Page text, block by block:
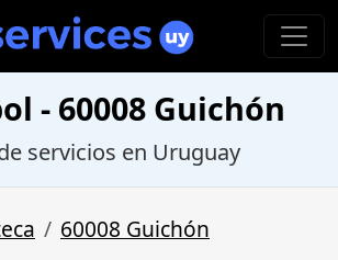
- 60008 Guichón
servicios en Uruguay
60008 Guichón